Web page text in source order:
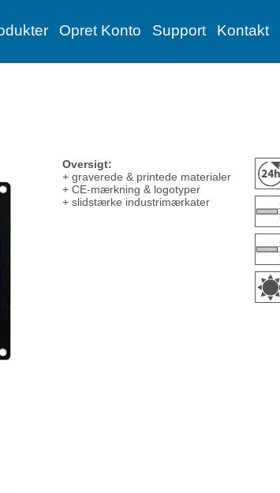
Opret Konto Support Kontakt
Oversigt:
+ graverede & printede materialer
+ CE-mærkning & logotyper
+ slidstærke industrimærkater